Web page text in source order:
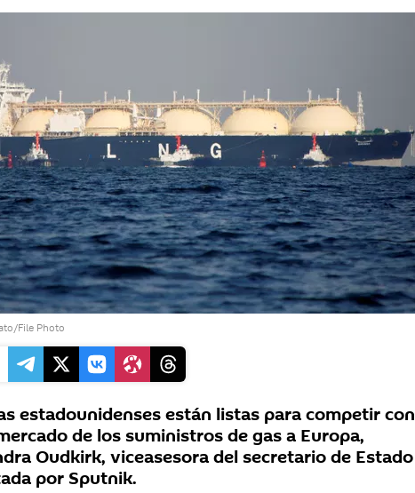
File Photo
estadounidenses están listas para competir con
de los suministros de gas a Europa,
Oudkirk, viceasesora del secretario de Estado
por Sputnik.